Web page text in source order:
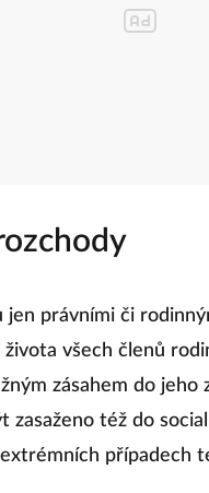
jen právními či
všech členů
zásahem do
zasaženo též do
případech